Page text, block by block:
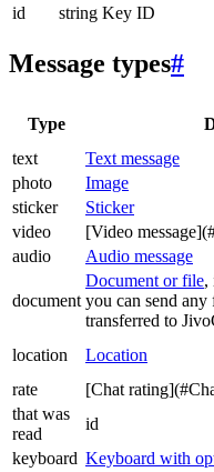
id
string Key ID
Message types#
Type
text
Text message
photo
Image
sticker
Sticker
video
[Video
audio
Audio message
document
Document or file,
you can send any
transferred to
location Location
rate
[Chat
that was
read
id
keyboard Keyboard with